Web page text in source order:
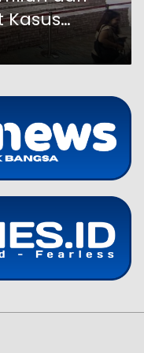
Kasus